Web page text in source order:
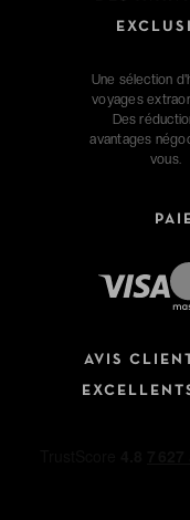
Une sélection
voyages
Des
avantages
vous.
AVIS